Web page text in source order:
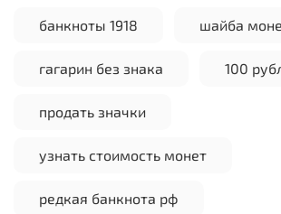
банкноты 1918 шайба
гагарин без знака 100
продать значки
узнать стоимость монет
редкая банкнота рф